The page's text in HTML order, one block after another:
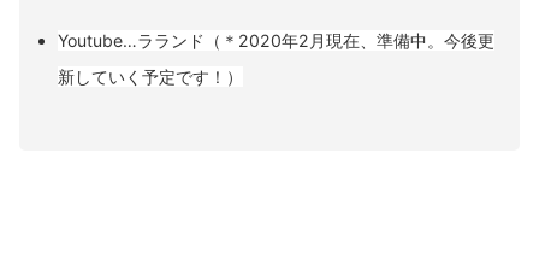
Youtube…ラランド（＊2020年2月現在、準備中。今後更
新していく予定です！）